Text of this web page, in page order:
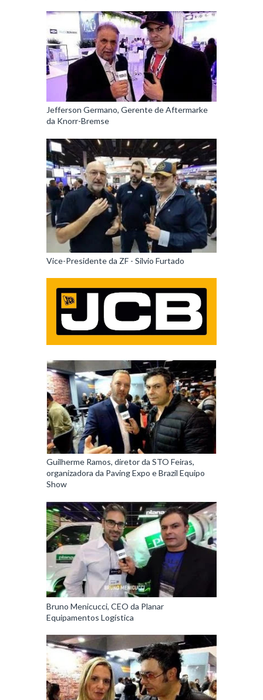
Jefferson Germano, Gerente de Aftermarke
da Knorr-Bremse
Vice-Presidente da ZF - Silvio Furtado
Guilherme Ramos, diretor da STO Feiras,
organizadora da Paving Expo e Brazil Equipo
Show
Bruno Menicucci, CEO da Planar
Equipamentos Logística